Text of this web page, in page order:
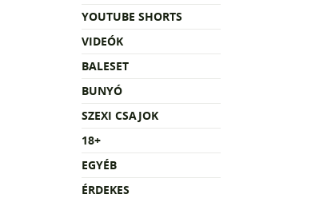
YOUTUBE SHORTS
VIDEÓK
BALESET
BUNYÓ
SZEXI CSAJOK
18+
EGYÉB
ÉRDEKES